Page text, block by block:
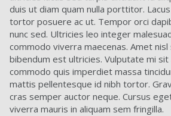
duis ut diam quam nulla porttitor.
tortor posuere ac ut. Tempor orci
nunc sed. Ultricies leo integer
commodo viverra maecenas. Amet nisl
bibendum est ultricies. Vulputate mi
commodo quis imperdiet massa
mattis pellentesque id nibh tortor.
cras semper auctor neque. Cursus
viverra mauris in aliquam sem fringilla.